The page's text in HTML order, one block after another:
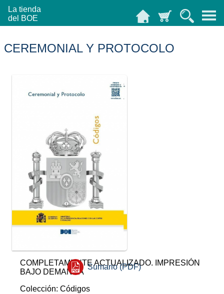
La tienda
del BOE
CEREMONIAL Y PROTOCOLO
Sumario (PDF)
COMPLETAMENTE ACTUALIZADO. IMPRESIÓN
BAJO DEMANDA
Colección: Códigos